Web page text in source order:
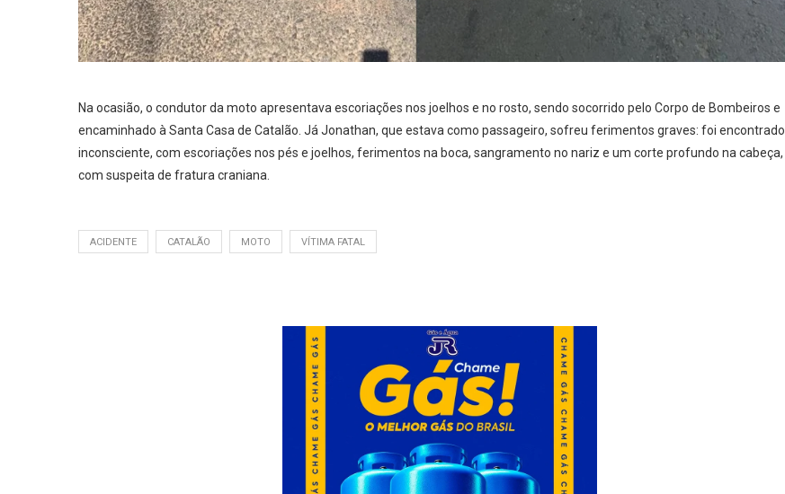
Na ocasião, o condutor da moto apresentava escoriações nos joelhos e no rosto, sendo socorrido pelo Corpo de Bombeiros e
encaminhado à Santa Casa de Catalão. Já Jonathan, que estava como passageiro, sofreu ferimentos graves: foi encontrado
inconsciente, com escoriações nos pés e joelhos, ferimentos na boca, sangramento no nariz e um corte profundo na cabeça,
com suspeita de fratura craniana.
ACIDENTE CATALÃO MOTO VÍTIMA FATAL